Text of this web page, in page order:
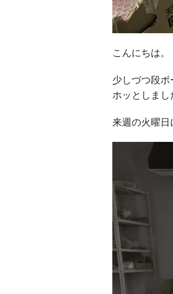
こんにちは。
少しづつ段ボ
ホッとしまし
来週の火曜日